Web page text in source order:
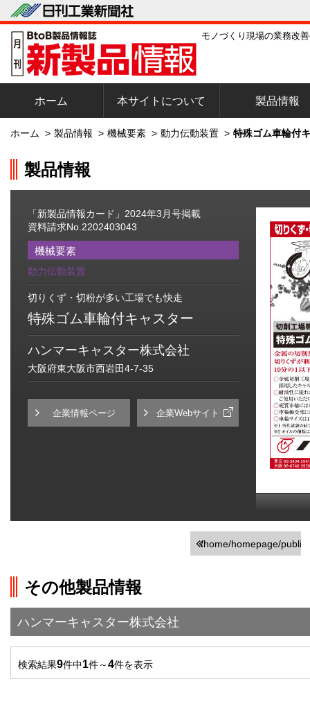
モノづくり現場の業務改
ホーム 本サイトについて 製品情報
ホーム > 製品情報 > 機械要素 > 動力伝動装置 > 特殊ゴム車輪付
製品情報
「新製品情報カード」2024年3月号掲載
資料請求No.2202403043
機械要素
動力伝動装置
切りくず・切粉が多い工場でも快走
特殊ゴム車輪付キャスター
ハンマーキャスター株式会社
大阪府東大阪市西岩田4-7-35
企業情報ページ 企業Webサイト
/home/homepage/
その他製品情報
ハンマーキャスター株式会社
検索結果9件中1件～4件を表示